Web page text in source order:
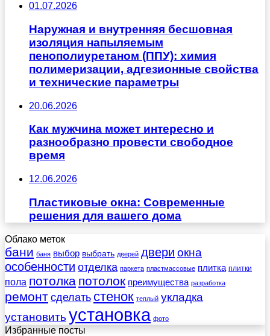
01.07.2026
Наружная и внутренняя бесшовная
изоляция напыляемым
пенополиуретаном (ППУ): химия
полимеризации, адгезионные свойства
и технические параметры
20.06.2026
Как мужчина может интересно и
разнообразно провести свободное
время
12.06.2026
Пластиковые окна: Современные
решения для вашего дома
Облако меток
бани баня выбор выбрать дверей двери окна
особенности отделка паркета пластмассовые плитка плитки
пола потолка потолок преимущества разработка
ремонт сделать стенок теплый укладка
установить установка фото
Избранные посты